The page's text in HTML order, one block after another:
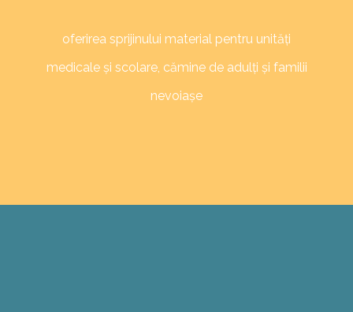
oferirea sprijinului material pentru unități
medicale și scolare, cămine de adulți și familii
nevoiașe